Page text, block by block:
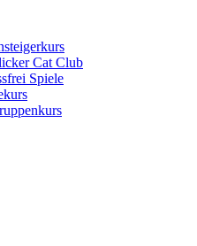
Cat Club
Spiele